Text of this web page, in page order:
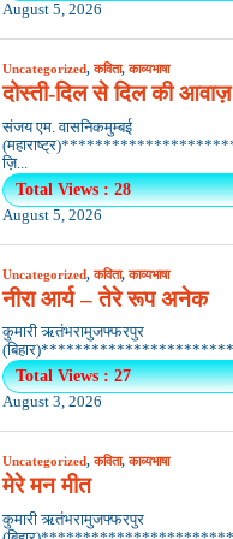
August 5, 2026
Uncategorized,कविता,काव्यभाषा
दोस्ती-दिल से दिल की आवाज़
संजय एम. वासनिकमुम्बई
ज़ि...
Total Views : 28
August 5, 2026
Uncategorized,कविता,काव्यभाषा
नीरा आर्य – तेरे रूप अनेक
कुमारी ऋतंभरामुजफ्फरपुर
Total Views : 27
August 3, 2026
Uncategorized,कविता,काव्यभाषा
मेरे मन मीत
कुमारी ऋतंभरामुजफ्फरपुर